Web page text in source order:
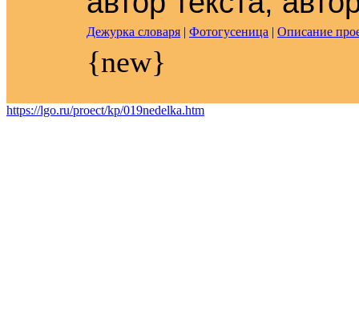
Дежурка словаря | Фотогусеница | Описание
{new}
https://lgo.ru/proect/kp/019nedelka.htm